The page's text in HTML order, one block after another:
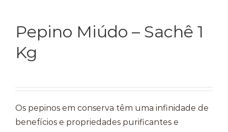
Pepino Miúdo – Sachê 1
Kg
Os pepinos em conserva têm uma infinidade de
benefícios e propriedades purificantes e